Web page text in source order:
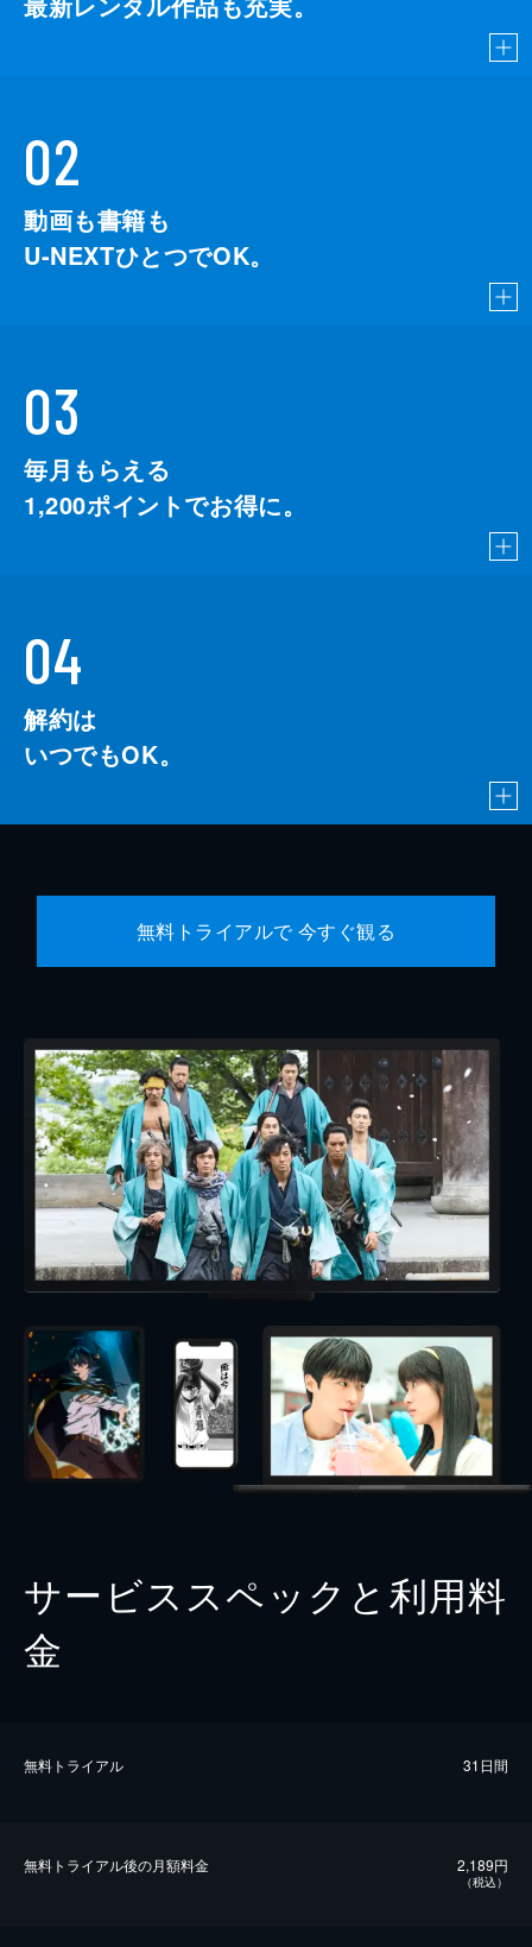
02
動画も書籍も
U-NEXTひとつでOK。
03
毎月もらえる
1,200ポイントでお得に。
04
解約は
いつでもOK。
無料トライアルで 今すぐ観る
サービススペックと利用料
金
無料トライアル 31日間
無料トライアル後の⽉額料金 2,189円
（税込）